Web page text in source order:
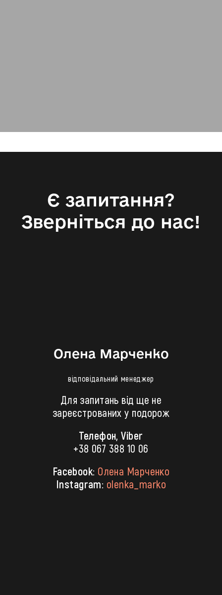
Є запитання?
Зверніться до нас!
Олена Марченко
відповідальний менеджер
Для запитань від ще не
зареєстрованих у подорож
Телефон, Viber
+38 067 388 10 06
Facebook: Олена Марченко
Instagram: olenka_marko